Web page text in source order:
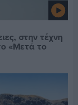
στην τέχνη
«Μετά το